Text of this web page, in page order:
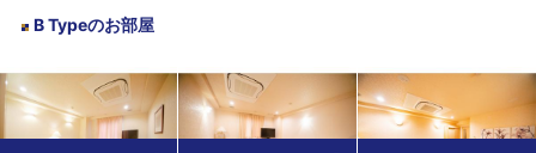
B Typeのお部屋